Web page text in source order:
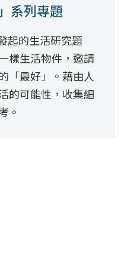
系列專題
起的生活研究題
樣生活物件，邀請
「最好」。藉由人
的可能性，收集細
。